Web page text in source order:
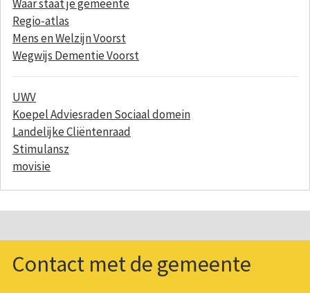
Waar staat je gemeente
Regio-atlas
Mens en Welzijn Voorst
Wegwijs Dementie Voorst
UWV
Koepel Adviesraden Sociaal domein
Landelijke Cliëntenraad
Stimulansz
movisie
Contact met de gemeente